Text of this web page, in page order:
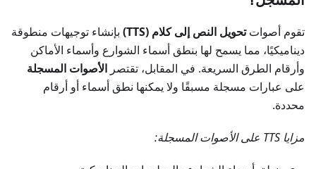
تقوم أصواتتحويل النص إلى كلام (TTS)
بإنشاء توجيهات منطوقة
ديناميكيًا، مما يسمح لها بنطق أسماء الشوارع وأسماء الأماكن
وأرقام الطرق السريعة. في المقابل، تقتصر الأصوات المسجلة
على عبارات مسجلة مسبقًا ولا يمكنها نطق أسماء أو أرقام
محددة.
مزايا TTS على الأصوات المسجلة: